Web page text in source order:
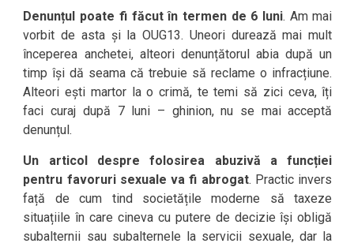
Denunțul poate fi făcut în termen de 6 luni. Am mai
vorbit de asta și la OUG13. Uneori durează mai mult
începerea anchetei, alteori denunțătorul abia după un
timp își dă seama că trebuie să reclame o infracțiune.
Alteori ești martor la o crimă, te temi să zici ceva, îți
faci curaj după 7 luni – ghinion, nu se mai acceptă
denunțul.
Un articol despre folosirea abuzivă a funcției
pentru favoruri sexuale va fi abrogat. Practic invers
față de cum tind societățile moderne să taxeze
situațiile în care cineva cu putere de decizie își obligă
subalternii sau subalternele la servicii sexuale, dar la